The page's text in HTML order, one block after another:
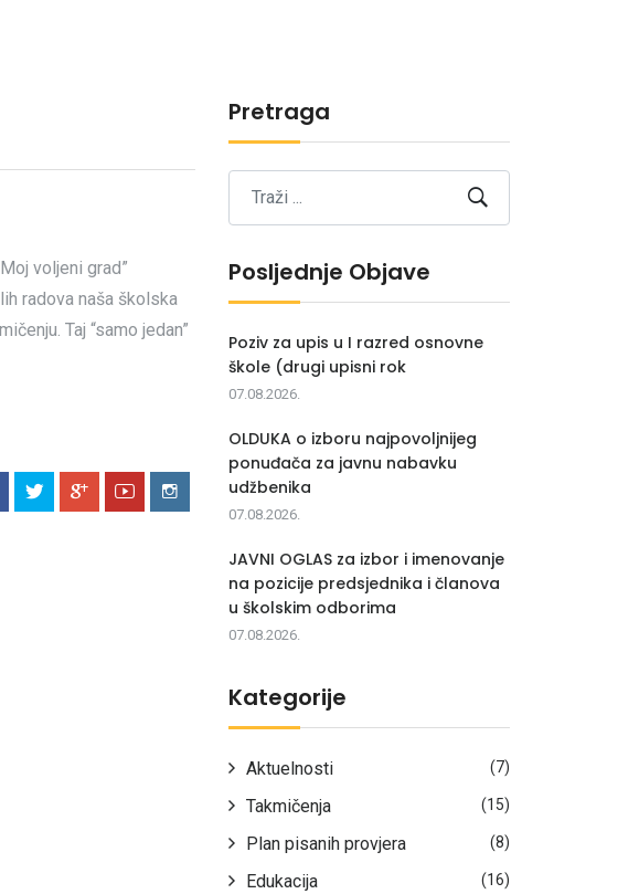
voljeni grad”
radova naša školska
Taj “samo jedan”
Pretraga
Posljednje Objave
Poziv za upis u I razred osnovne
škole (drugi upisni rok
07.08.2026.
OLDUKA o izboru najpovoljnijeg
ponuđača za javnu nabavku
udžbenika
07.08.2026.
JAVNI OGLAS za izbor i imenovanje
na pozicije predsjednika i članova
u školskim odborima
07.08.2026.
Kategorije
Aktuelnosti (7)
Takmičenja (15)
Plan pisanih provjera (8)
Edukacija (16)